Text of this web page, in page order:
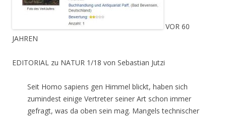
VOR 60
JAHREN
EDITORIAL zu NATUR 1/18 von Sebastian Jutzi
Seit Homo sapiens gen Himmel blickt, haben sich
zumindest einige Vertreter seiner Art schon immer
gefragt, was da oben sein mag. Mangels technischer